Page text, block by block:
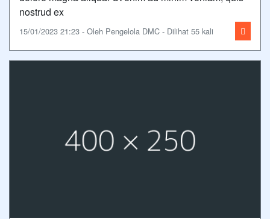
nostrud ex
15/01/2023 21:23 - Oleh Pengelola DMC - Dilihat 55 kali